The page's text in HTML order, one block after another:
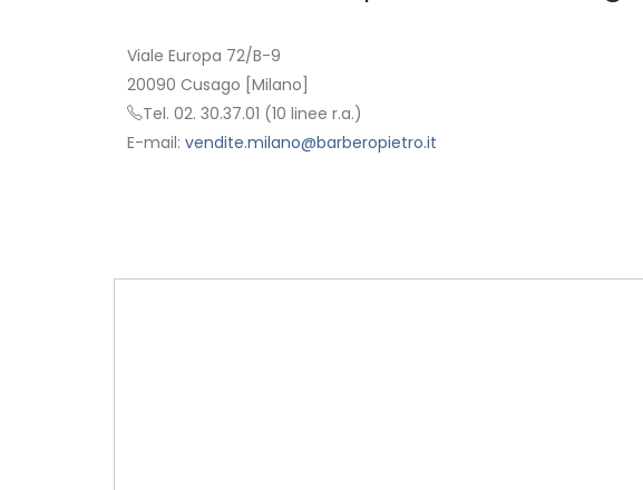
Viale Europa 72/B-9
20090 Cusago [Milano]
Tel. 02. 30.37.01 (10 linee r.a.)
E-mail: vendite.milano@barberopietro.it